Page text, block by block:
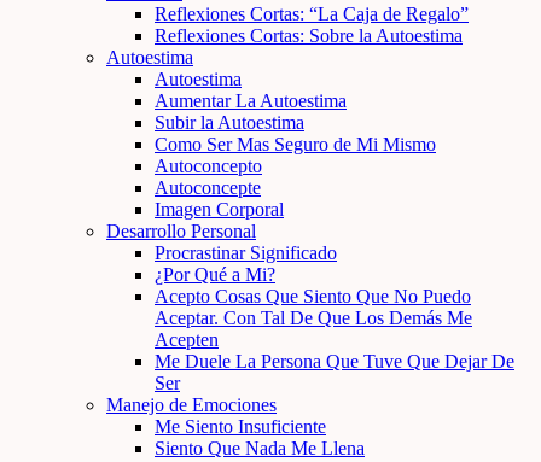
Reflexiones Cortas: “La Caja de Regalo”
Reflexiones Cortas: Sobre la Autoestima
Autoestima
Autoestima
Aumentar La Autoestima
Subir la Autoestima
Como Ser Mas Seguro de Mi Mismo
Autoconcepto
Autoconcepte
Imagen Corporal
Desarrollo Personal
Procrastinar Significado
¿Por Qué a Mi?
Acepto Cosas Que Siento Que No Puedo
Aceptar. Con Tal De Que Los Demás Me
Acepten
Me Duele La Persona Que Tuve Que Dejar De
Ser
Manejo de Emociones
Me Siento Insuficiente
Siento Que Nada Me Llena